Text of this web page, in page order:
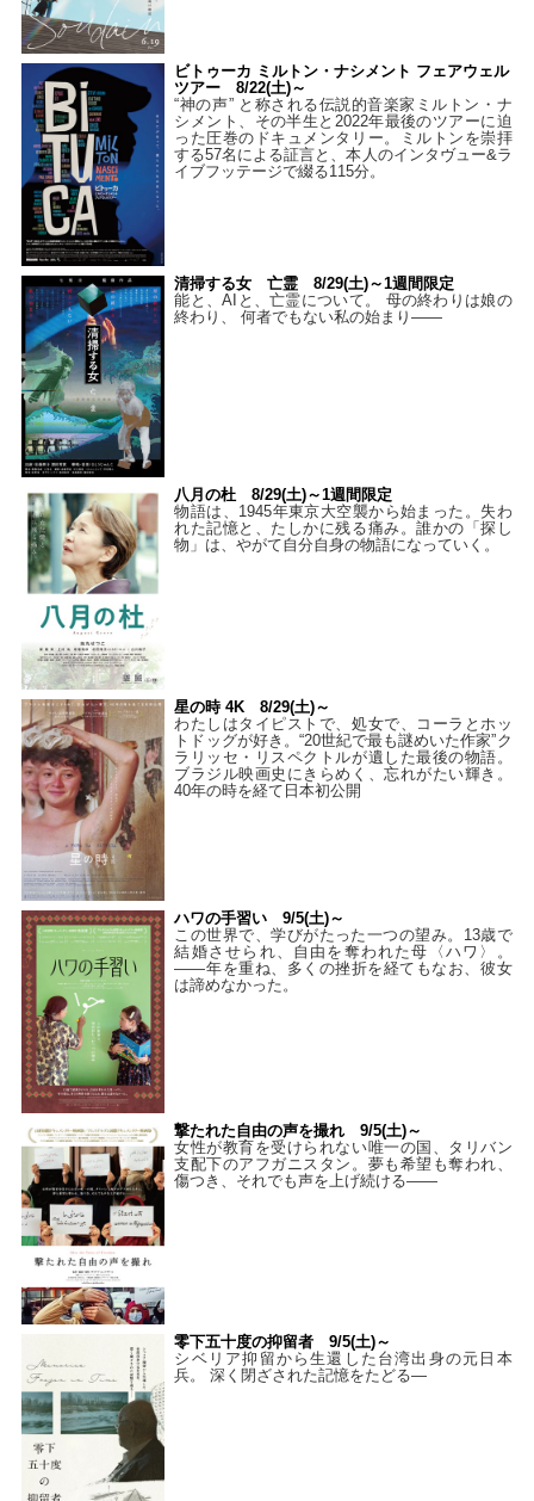
ビトゥーカ ミルトン・ナシメント フェアウェル
ツアー 8/22(土)～
“神の声” と称される伝説的音楽家ミルトン・ナ
シメント、その半生と2022年最後のツアーに迫
った圧巻のドキュメンタリー。ミルトンを崇拝
する57名による証言と、本人のインタヴュー&ラ
イブフッテージで綴る115分。
清掃する女 亡霊 8/29(土)～1週間限定
能と、AIと、亡霊について。 母の終わりは娘の
終わり、 何者でもない私の始まり――
八月の杜 8/29(土)～1週間限定
物語は、1945年東京大空襲から始まった。失わ
れた記憶と、たしかに残る痛み。誰かの「探し
物」は、やがて自分自身の物語になっていく。
星の時 4K 8/29(土)～
わたしはタイピストで、処⼥で、コーラとホッ
トドッグが好き。“20世紀で最も謎めいた作家”ク
ラリッセ・リスペクトルが遺した最後の物語。
ブラジル映画史にきらめく、忘れがたい輝き。
40年の時を経て⽇本初公開
ハワの手習い 9/5(土)～
この世界で、学びがたった一つの望み。13歳で
結婚させられ、自由を奪われた母〈ハワ〉。
——年を重ね、多くの挫折を経てもなお、彼女
は諦めなかった。
撃たれた自由の声を撮れ 9/5(土)～
女性が教育を受けられない唯一の国、タリバン
支配下のアフガニスタン。夢も希望も奪われ、
傷つき、それでも声を上げ続ける——
零下五十度の抑留者 9/5(土)～
シベリア抑留から生還した台湾出身の元日本
兵。 深く閉ざされた記憶をたどる—